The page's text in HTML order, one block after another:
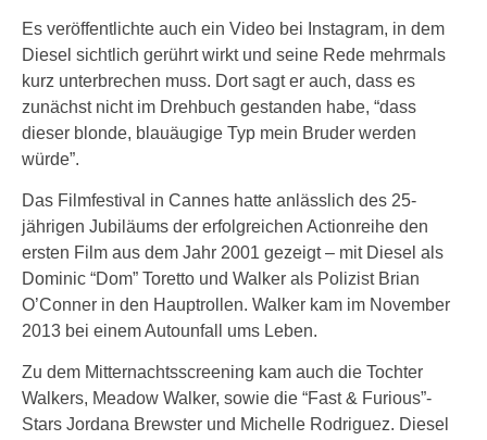
Es veröffentlichte auch ein Video bei Instagram, in dem
Diesel sichtlich gerührt wirkt und seine Rede mehrmals
kurz unterbrechen muss. Dort sagt er auch, dass es
zunächst nicht im Drehbuch gestanden habe, “dass
dieser blonde, blauäugige Typ mein Bruder werden
würde”.
Das Filmfestival in Cannes hatte anlässlich des 25-
jährigen Jubiläums der erfolgreichen Actionreihe den
ersten Film aus dem Jahr 2001 gezeigt – mit Diesel als
Dominic “Dom” Toretto und Walker als Polizist Brian
O’Conner in den Hauptrollen. Walker kam im November
2013 bei einem Autounfall ums Leben.
Zu dem Mitternachtsscreening kam auch die Tochter
Walkers, Meadow Walker, sowie die “Fast & Furious”-
Stars Jordana Brewster und Michelle Rodriguez. Diesel